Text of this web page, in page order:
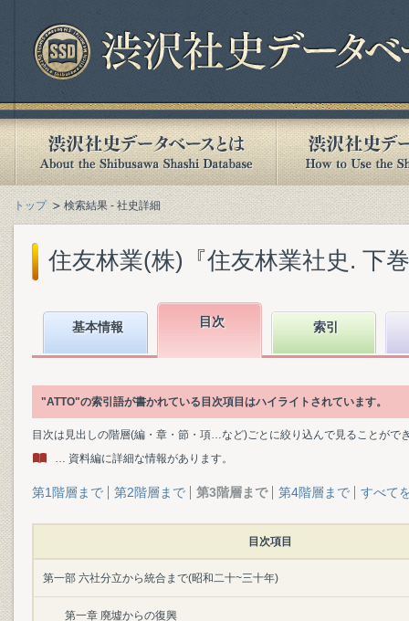
トップ 検索結果 - 社史詳細
住友林業(株)『住友林業社史. 下
基本情報 目次 索引
"ATTO"の索引語が書かれている目次項目はハイライトされています。
目次は見出しの階層(編・章・節・項…など)ごとに絞り込んで見ることがで
… 資料編に詳細な情報があります。
第1階層まで 第2階層まで 第3階層まで 第4階層まで すべて
目次項目
第一部 六社分立から統合まで(昭和二十~三十年)
第一章 廃墟からの復興